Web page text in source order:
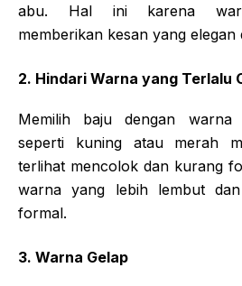
abu. Hal ini karena
memberikan kesan yang elegan
2. Hindari Warna yang Terlalu
Memilih baju dengan
seperti kuning atau merah
terlihat mencolok dan kurang
warna yang lebih lembut
formal.
3. Warna Gelap